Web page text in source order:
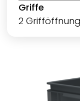
Griffe
2